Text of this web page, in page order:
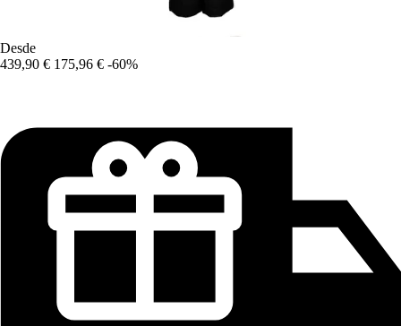
Desde
439,90 € 175,96 € -60%